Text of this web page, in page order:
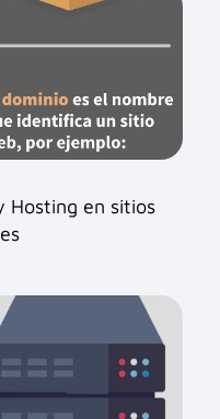
Hosting en sitios